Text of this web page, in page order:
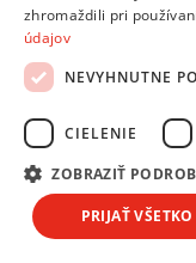
Predajne a kontakty
Možnosti platby
Platba na
Platba prevodom
Platba online cez
zhromaždili pri
údajov
NEVYHNUTNE
CIELENIE
ZOBRAZIŤ
PRIJAŤ VŠETKO